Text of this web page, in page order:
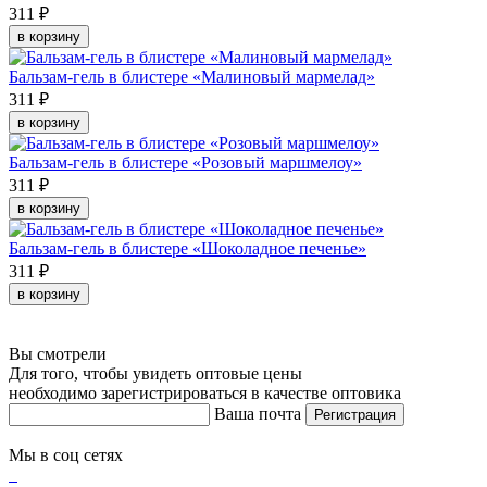
311 ₽
в корзину
Бальзам-гель в блистере «Малиновый мармелад»
311 ₽
в корзину
Бальзам-гель в блистере «Розовый маршмелоу»
311 ₽
в корзину
Бальзам-гель в блистере «Шоколадное печенье»
311 ₽
в корзину
Вы смотрели
Для того, чтобы увидеть оптовые цены
необходимо зарегистрироваться в качестве оптовика
Ваша почта
Регистрация
Мы в соц сетях